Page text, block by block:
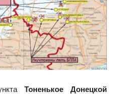
Тоненькое Донецкой